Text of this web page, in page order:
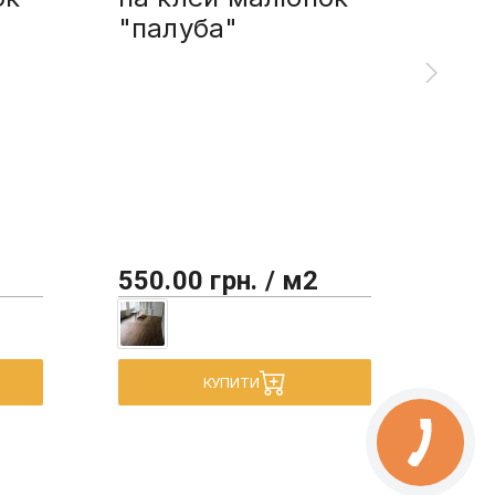
"палуба"
550.00 грн. / м2
КУПИТИ